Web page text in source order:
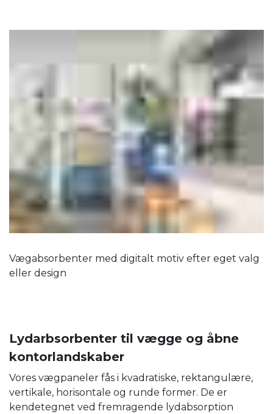
Vægabsorbenter med digitalt motiv efter eget valg
eller design
Lydarbsorbenter til vægge og åbne
kontorlandskaber
Vores vægpaneler fås i kvadratiske, rektangulære,
vertikale, horisontale og runde former. De er
kendetegnet ved fremragende lydabsorption